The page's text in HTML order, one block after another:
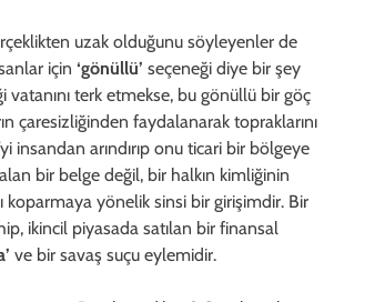
uzak olduğunu söyleyenler de
için ‘gönüllü’ seçeneği diye bir şey
terk etmekse, bu gönüllü bir göç
çaresizliğinden faydalanarak topraklarını
insandan arındırıp onu ticari bir bölgeye
bir belge değil, bir halkın kimliğinin
yönelik sinsi bir girişimdir. Bir
ikincil piyasada satılan bir finansal
ve bir savaş suçu eylemidir.